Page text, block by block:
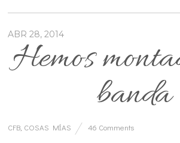
ABR 28, 2014
Hemos
banda
CFB COSAS MÍAS 46 Comments